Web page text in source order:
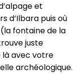
et
d’Ilbara puis où
fontaine de la
juste
là avec votre
archéologique.